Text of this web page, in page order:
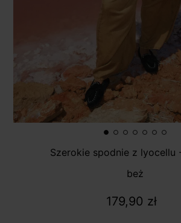
Szerokie spodnie z lyocellu
beż
179,90 zł